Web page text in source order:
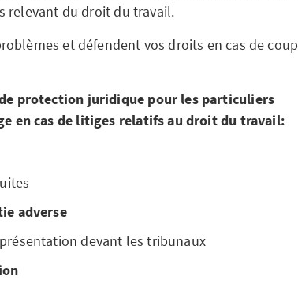
relevant du droit du travail.
et défendent vos droits en cas de coup
protection juridique pour les particuliers
en cas de litiges relatifs au droit du travail:
adverse
devant les tribunaux